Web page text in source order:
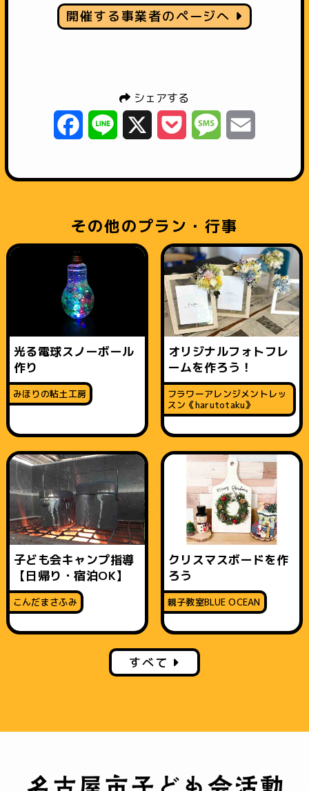
開催する事業者のページへ
シェアする
Facebook
Line Pocket Message
その他のプラン・行事
光る電球スノーボール
作り
みほりの粘土工房
オリジナルフォトフレ
ームを作ろう！
フラワーアレンジメントレッ
スン《harutotaku》
子ども会キャンプ指導
【日帰り・宿泊OK】
こんだまさふみ
クリスマスボードを作
ろう
親子教室BLUE OCEAN
すべて